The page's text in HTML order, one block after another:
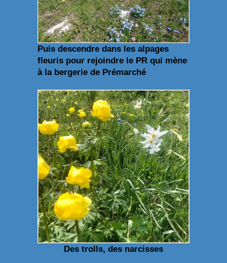
Puis descendre dans les alpages
fleuris pour rejoindre le PR qui mène
à la bergerie de Prémarché
Des trolls, des narcisses